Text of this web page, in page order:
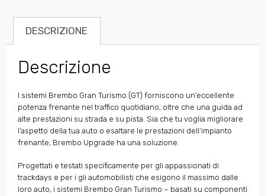
DESCRIZIONE
Descrizione
I sistemi Brembo Gran Turismo (GT) forniscono un’eccellente
potenza frenante nel traffico quotidiano, oltre che una guida ad
alte prestazioni su strada e su pista. Sia che tu voglia migliorare
l’aspetto della tua auto o esaltare le prestazioni dell’impianto
frenante, Brembo Upgrade ha una soluzione.
Progettati e testati specificamente per gli appassionati di
trackdays e per i gli automobilisti che esigono il massimo dalle
loro auto, i sistemi Brembo Gran Turismo – basati su componenti